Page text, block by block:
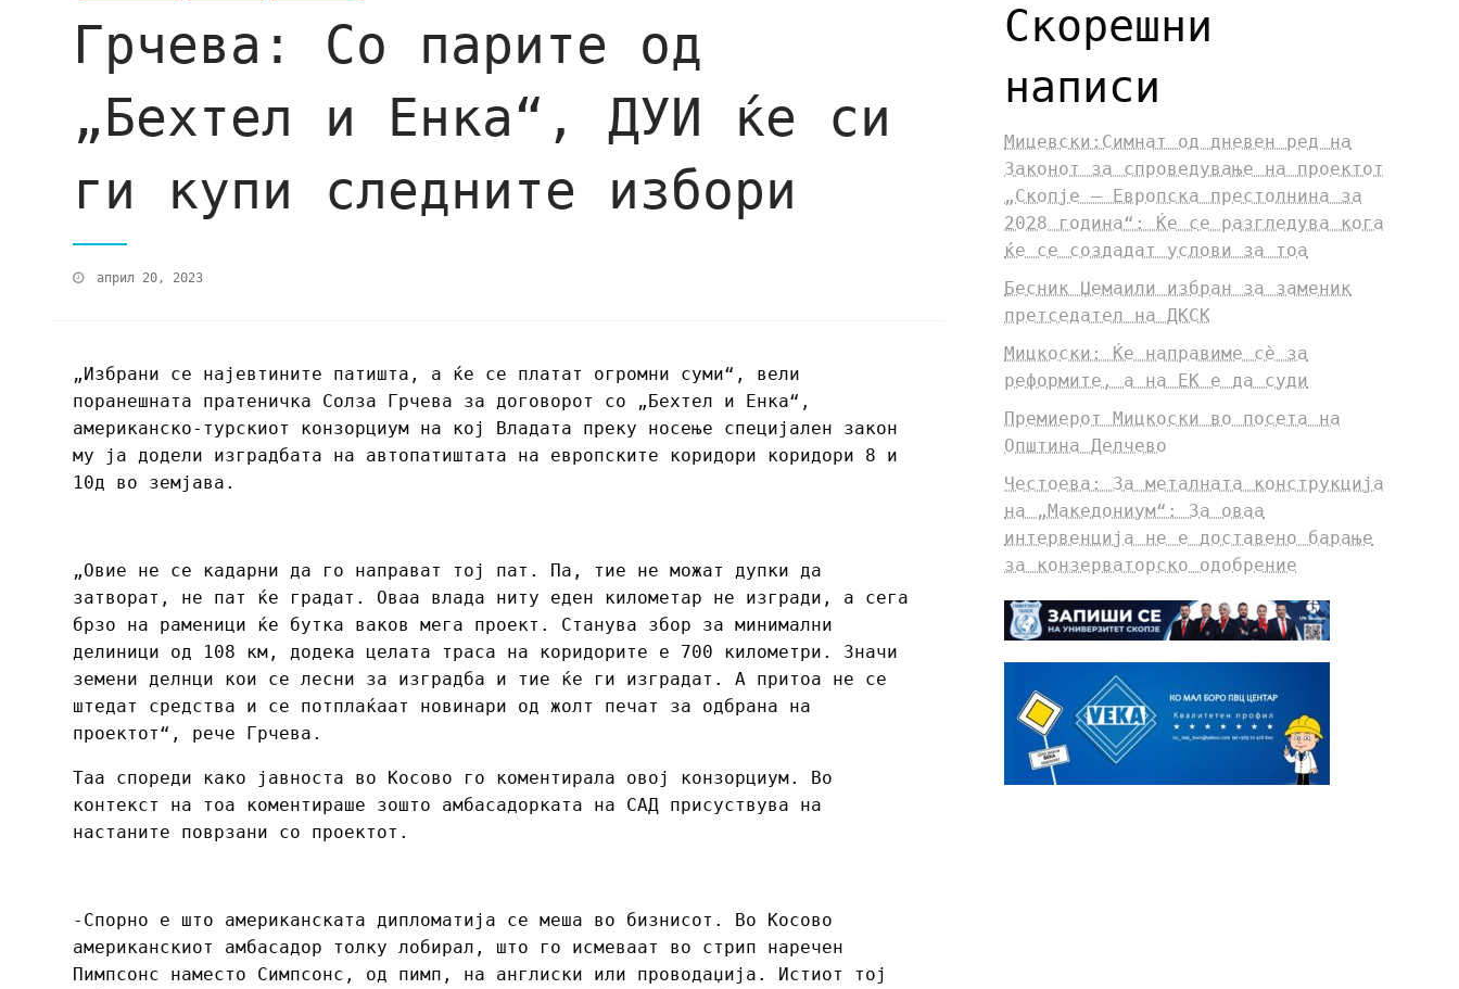
Грчева: Со парите од
„Бехтел и Енка“, ДУИ ќе си
ги купи следните избори
април 20, 2023
„Избрани се најевтините патишта, а ќе се платат огромни суми“, вели
поранешната пратеничка Солза Грчева за договорот со „Бехтел и Енка“,
американско-турскиот конзорциум на кој Владата преку носење специјален закон
му ја додели изградбата на автопатиштата на европските коридори коридори 8 и
10д во земјава.
„Овие не се кадарни да го направат тој пат. Па, тие не можат дупки да
затворат, не пат ќе градат. Оваа владa ниту еден километар не изгради, а сега
брзо на раменици ќе бутка ваков мега проект. Станува збор за минимални
делиници од 108 км, додека целата траса на коридорите е 700 километри. Значи
земени делнци кои се лесни за изградба и тие ќе ги изградат. А притоа не се
штедат средства и се потплаќаат новинари од жолт печат за одбрана на
проектот“, рече Грчева.
Таа спореди како јавноста во Косово го коментирала овој конзорциум. Во
контекст на тоа коментираше зошто амбасадорката на САД присуствува на
настаните поврзани со проектот.
-Спорно е што американската дипломатија се меша во бизнисот. Во Косово
американскиот амбасадор толку лобирал, што го исмеваат во стрип наречен
Пимпсонс наместо Симпсонс, од пимп, на англиски или проводаџија. Истиот тој
Скорешни
написи
Мицевски:Симнат од дневен ред на
Законот за спроведување на проектот
„Скопје – Европска престолнина за
2028 година“: Ќе се разгледува кога
ќе се создадат услови за тоа
Бесник Џемаили избран за заменик
претседател на ДКСК
Мицкоски: Ќе направиме сè за
реформите, а на ЕК е да суди
Премиерот Мицкоски во посета на
Општина Делчево
Честоева: За металната конструкција
на „Македониум“: За оваа
интервенција не е доставено барање
за конзерваторско одобрение